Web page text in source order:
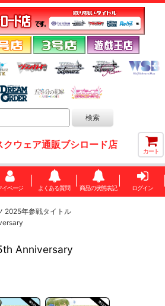
クウェア通販ブシロード店
カート
イページ よくある質問 商品の状態表記 ログイン
2025年参戦タイトル
Anniversary